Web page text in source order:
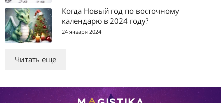
Когда Новый год по восточному
календарю в 2024 году?
24 января 2024
Читать еще